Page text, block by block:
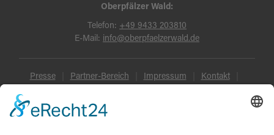
Oberpfälzer Wald:
Telefon: +49 9433 203810
E-Mail: info@oberpfaelzerwald.de
Presse Partner-Bereich Impressum Kontakt
Datenschutz